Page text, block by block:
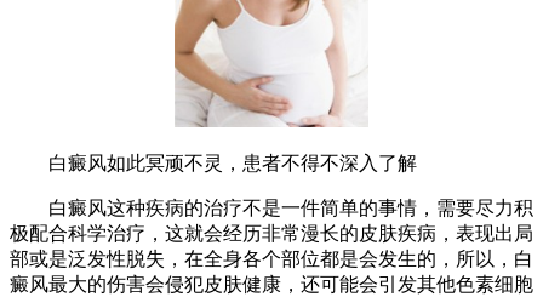
白癜风如此冥顽不灵，患者不得不深入了解
白癜风这种疾病的治疗不是一件简单的事情，需要尽力积
极配合科学治疗，这就会经历非常漫长的皮肤疾病，表现出局
部或是泛发性脱失，在全身各个部位都是会发生的，所以，白
癜风最大的伤害会侵犯皮肤健康，还可能会引发其他色素细胞